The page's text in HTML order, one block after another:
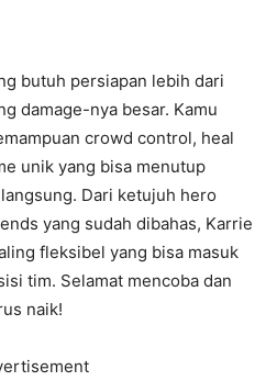
butuh persiapan lebih dari
damage-nya besar. Kamu
crowd control, heal
unik yang bisa menutup
Dari ketujuh hero
yang sudah dibahas, Karrie
fleksibel yang bisa masuk
tim. Selamat mencoba dan
naik!